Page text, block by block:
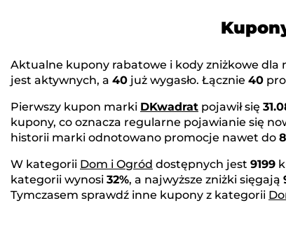
Aktualne kupony rabatowe i kody zniżkowe dla
jest aktywnych, a 40 już wygasło. Łącznie 40
Pierwszy kupon marki DKwadrat pojawił się
kupony, co oznacza regularne pojawianie się
historii marki odnotowano promocje nawet do
W kategorii Dom i Ogród dostępnych jest 9199
kategorii wynosi 32%, a najwyższe zniżki sięgają
Tymczasem sprawdź inne kupony z kategorii